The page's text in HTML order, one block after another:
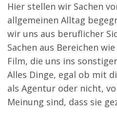
Hier stellen wir Sachen
allgemeinen Alltag
wir uns aus beruflicher
Sachen aus Bereichen
Film, die uns ins
Alles Dinge, egal ob mit
als Agentur oder nicht,
Meinung sind, dass sie